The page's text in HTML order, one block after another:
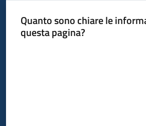
Seguici
Quanto sono chiare le
questa pagina?